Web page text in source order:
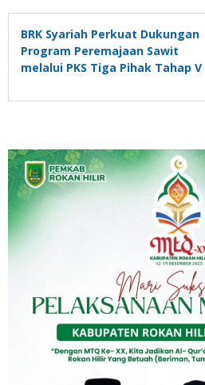
BRK Syariah Perkuat Dukungan
Program Peremajaan Sawit
melalui PKS Tiga Pihak Tahap V